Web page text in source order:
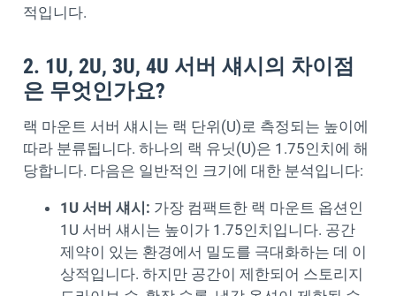
적입니다.
2. 1U, 2U, 3U, 4U 서버 섀시의 차이점
은 무엇인가요?
랙 마운트 서버 섀시는 랙 단위(U)로 측정되는 높이에
따라 분류됩니다. 하나의 랙 유닛(U)은 1.75인치에 해
당합니다. 다음은 일반적인 크기에 대한 분석입니다:
1U 서버 섀시: 가장 컴팩트한 랙 마운트 옵션인
1U 서버 섀시는 높이가 1.75인치입니다. 공간
제약이 있는 환경에서 밀도를 극대화하는 데 이
상적입니다. 하지만 공간이 제한되어 스토리지